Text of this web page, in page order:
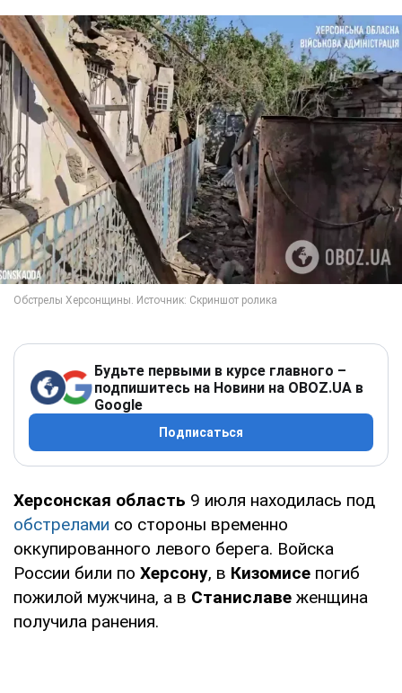
Будьте первыми в курсе главного –
подпишитесь на Новини на OBOZ.UA в
Google
Подписаться
Херсонская область 9 июля находилась под
обстрелами со стороны временно
оккупированного левого берега. Войска
России били по Херсону, в Кизомисе погиб
пожилой мужчина, а в Станиславе женщина
получила ранения.